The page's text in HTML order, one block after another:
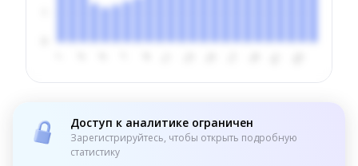
Доступ к аналитике ограничен
Зарегистрируйтесь, чтобы открыть подробную
статистику